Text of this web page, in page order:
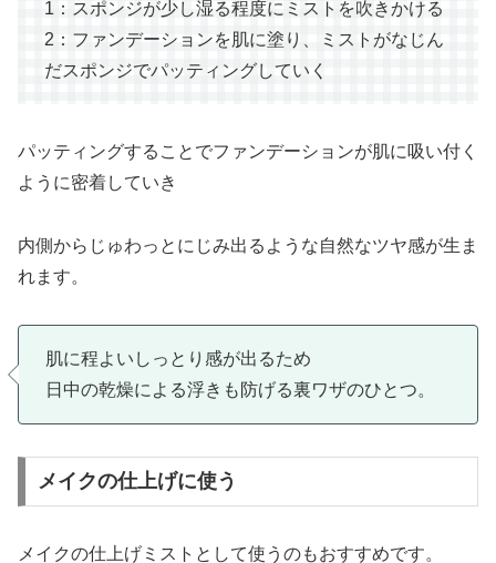
1：スポンジが少し湿る程度にミストを吹きかける
2：ファンデーションを肌に塗り、ミストがなじん
だスポンジでパッティングしていく
パッティングすることでファンデーションが肌に吸い付く
ように密着していき
内側からじゅわっとにじみ出るような自然なツヤ感が生ま
れます。
肌に程よいしっとり感が出るため
日中の乾燥による浮きも防げる裏ワザのひとつ。
メイクの仕上げに使う
メイクの仕上げミストとして使うのもおすすめです。